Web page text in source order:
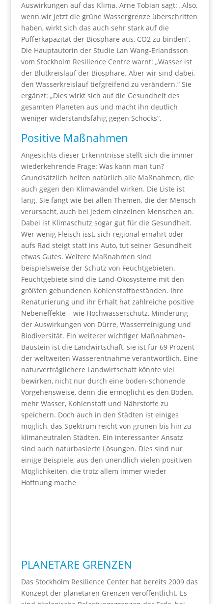
Auswirkungen auf das Klima. Arne Tobian sagt: „Also,
wenn wir jetzt die grüne Wassergrenze überschritten
haben, wirkt sich das auch sehr stark auf die
Pufferkapazität der Biosphäre aus, CO2 zu binden“.
Die Hauptautorin der Studie Lan Wang-Erlandsson
vom Stockholm Resilience Centre warnt: „Wasser ist
der Blutkreislauf der Biosphäre. Aber wir sind dabei,
den Wasserkreislauf tiefgreifend zu verändern.“ Sie
ergänzt: „Dies wirkt sich auf die Gesundheit des
gesamten Planeten aus und macht ihn deutlich
weniger widerstandsfähig gegen Schocks“.
Positive Maßnahmen
Angesichts dieser Erkenntnisse stellt sich die immer
wiederkehrende Frage: Was kann man tun?
Grundsätzlich helfen natürlich alle Maßnahmen, die
auch gegen den Klimawandel wirken. Die Liste ist
lang. Sie fängt wie bei allen Themen, die der Mensch
verursacht, auch bei jedem einzelnen Menschen an.
Dabei ist Klimaschutz sogar gut für die Gesundheit.
Wer wenig Fleisch isst, sich regional ernährt oder
aufs Rad steigt statt ins Auto, tut seiner Gesundheit
etwas Gutes. Weitere Maßnahmen sind
beispielsweise der Schutz von Feuchtgebieten.
Feuchtgebiete sind die Land-Ökosysteme mit den
größten gebundenen Kohlenstoffbeständen. Ihre
Renaturierung und ihr Erhalt hat zahlreiche positive
Nebeneffekte – wie Hochwasserschutz, Minderung
der Auswirkungen von Dürre, Wasserreinigung und
Biodiversität. Ein weiterer wichtiger Maßnahmen-
Baustein ist die Landwirtschaft, sie ist für 69 Prozent
der weltweiten Wasserentnahme verantwortlich. Eine
naturverträglichere Landwirtschaft könnte viel
bewirken, nicht nur durch eine boden-schonende
Vorgehensweise, denn die ermöglicht es den Böden,
mehr Wasser, Kohlenstoff und Nährstoffe zu
speichern. Doch auch in den Städten ist einiges
möglich, das Spektrum reicht von grünen bis hin zu
klimaneutralen Städten. Ein interessanter Ansatz
sind auch naturbasierte Lösungen. Dies sind nur
einige Beispiele, aus den unendlich vielen positiven
Möglichkeiten, die trotz allem immer wieder
Hoffnung mache
PLANETARE GRENZEN
Das Stockholm Resilience Center hat bereits 2009 das
Konzept der planetaren Grenzen veröffentlicht. Es